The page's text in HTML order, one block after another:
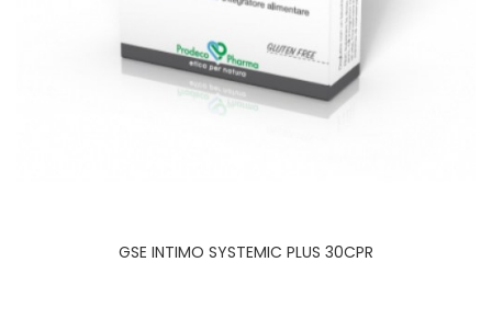
GSE INTIMO SYSTEMIC PLUS 30CPR